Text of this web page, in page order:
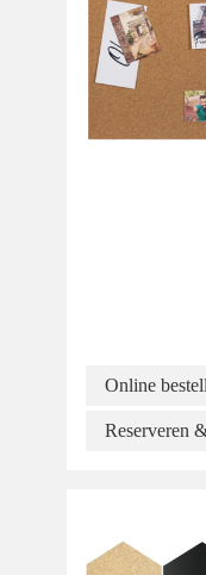
Online
Reserveren